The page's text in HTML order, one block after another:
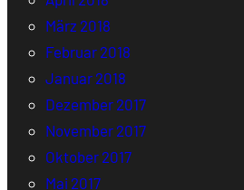
März 2018
Februar 2018
Januar 2018
Dezember 2017
November 2017
Oktober 2017
Mai 2017